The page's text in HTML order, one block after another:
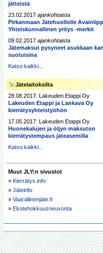
jätteistä
23.02.2017 ajankohtaista
Pirkanmaan Jätehuollolle
Yhteiskunnallinen yritys -merkit
09.02.2017 ajankohtaista
Jätemaksut pysyneet asukkaan
suotuisina
Katso kaikki...
Jätelaitoksilta
28.08.2017: Lakeuden Etappi Oy
Lakeuden Etappi ja Lankava Oy
kierrätysyhteistyöhön
17.05.2017: Lakeuden Etappi Oy
Huonekalujen ja öljyn maksuton
kierrätystempaus jäteasemilla
Katso kaikki...
Muut JLY:n sivustot
» Kierrätys.info
» Jäteinfo
» Vaarallinenjäte.fi
» Ekotehokkuusneuvonta